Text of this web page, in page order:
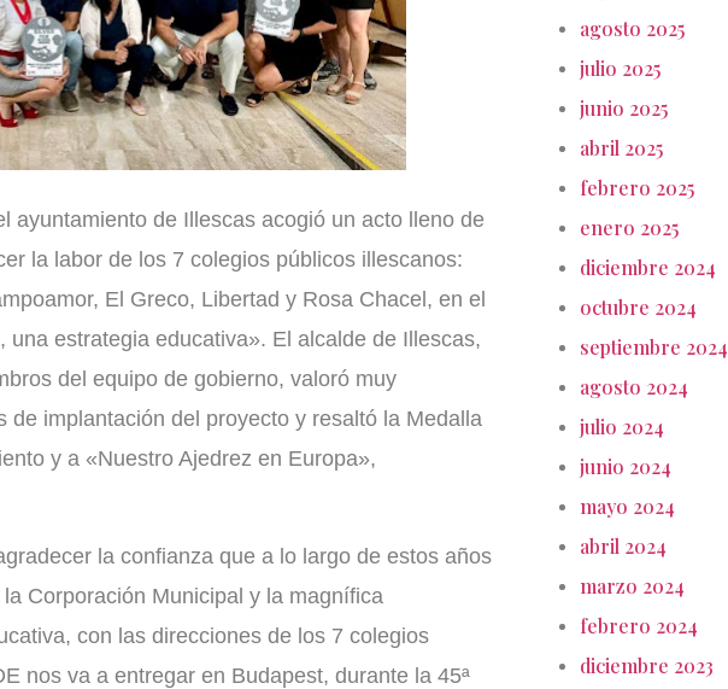
ayuntamiento de Illescas acogió un acto lleno de
la labor de los 7 colegios públicos illescanos:
El Greco, Libertad y Rosa Chacel, en el
estrategia educativa». El alcalde de Illescas,
del equipo de gobierno, valoró muy
implantación del proyecto y resaltó la Medalla
y a «Nuestro Ajedrez en Europa»,
la confianza que a lo largo de estos años
Corporación Municipal y la magnífica
con las direcciones de los 7 colegios
nos va a entregar en Budapest, durante la 45ª
agosto 2025
julio 2025
junio 2025
abril 2025
febrero 2025
enero 2025
diciembre 2024
octubre 2024
septiembre 2024
agosto 2024
julio 2024
junio 2024
mayo 2024
abril 2024
marzo 2024
febrero 2024
diciembre 2023